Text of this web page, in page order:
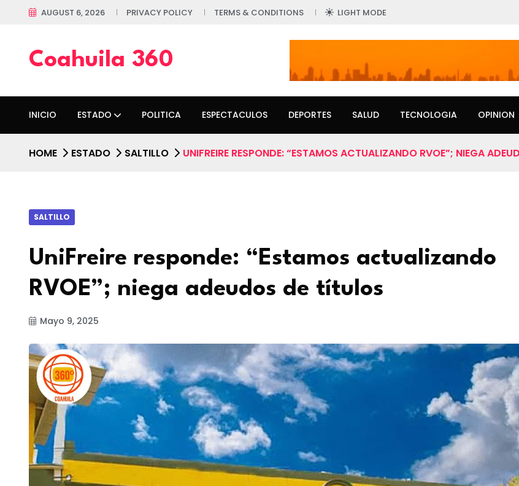
AUGUST 6, 2026 PRIVACY POLICY TERMS & CONDITIONS LIGHT MODE
Coahuila 360
INICIO ESTADO POLITICA ESPECTACULOS DEPORTES SALUD TECNOLOGIA OPINION
HOME ESTADO SALTILLO UNIFREIRE RESPONDE: “ESTAMOS ACTUALIZANDO RVOE”; NIEGA
SALTILLO
UniFreire responde: “Estamos actualizando
RVOE”; niega adeudos de títulos
Mayo 9, 2025